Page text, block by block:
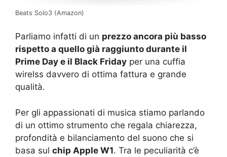
Beats Solo3 (Amazon)
Parliamo infatti di un prezzo ancora più basso
rispetto a quello già raggiunto durante il
Prime Day e il Black Friday per una cuffia
wirelss davvero di ottima fattura e grande
qualità.
Per gli appassionati di musica stiamo parlando
di un ottimo strumento che regala chiarezza,
profondità e bilanciamento del suono che si
basa sul chip Apple W1. Tra le peculiarità c’è